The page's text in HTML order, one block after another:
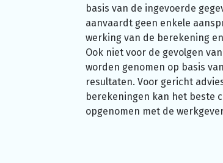
basis van de ingevoerde
aanvaardt geen enkele
werking van de berekening
Ook niet voor de gevolgen
worden genomen op basis
resultaten. Voor gericht
berekeningen kan het beste
opgenomen met de